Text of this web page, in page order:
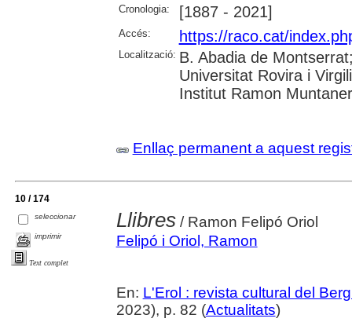
Cronologia: [1887 - 2021]
Accés: https://raco.cat/
Localització: B. Abadia de
Universitat Rovira i
Institut Ramon
Enllaç permanent a aquest
10 / 174
seleccionar
imprimir
Text complet
Llibres/ Ramon Felipó Oriol
Felipó i Oriol, Ramon
En: L'Erol : revista cultural del
2023), p. 82 (Actualitats)